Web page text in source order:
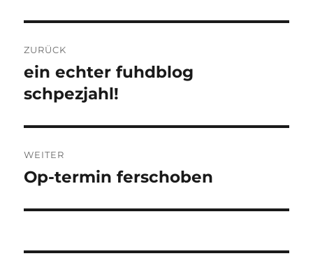
ZURÜCK
Vorheriger
Beitrag:
ein echter fuhdblog
schpezjahl!
WEITER
Nächster
Op-termin ferschoben